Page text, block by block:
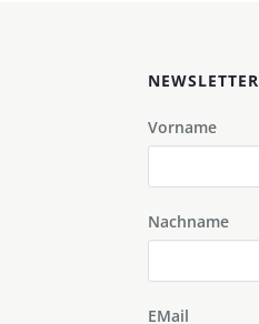
NEWSLETTER
Vorname
Nachname
EMail